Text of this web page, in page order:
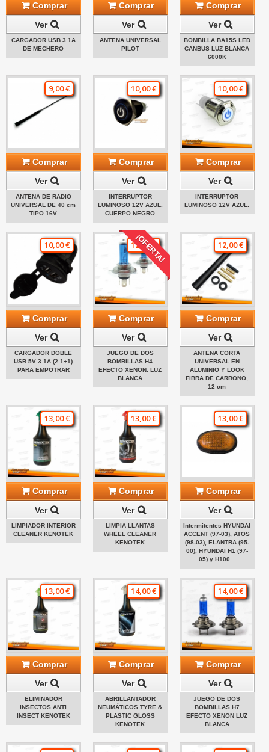
Comprar
Ver
CARGADOR USB 3.1A
DE MECHERO
Comprar
Ver
ANTENA UNIVERSAL
PILOT
Comprar
Ver
BOMBILLA BA15S LED
CANBUS LUZ BLANCA
6000K
9,00 €
Comprar
Ver
ANTENA DE RADIO
UNIVERSAL DE 40 cm
TIPO 16V
10,00 €
Comprar
Ver
INTERRUPTOR
LUMINOSO 12V AZUL.
CUERPO NEGRO
10,00 €
Comprar
Ver
INTERRUPTOR
LUMINOSO 12V AZUL.
10,00 €
Comprar
Ver
CARGADOR DOBLE
USB 5V 3.1A (2.1+1)
PARA EMPOTRAR
¡OFERTA!
12,00 €
Comprar
Ver
JUEGO DE DOS
BOMBILLAS H4
EFECTO XENON. LUZ
BLANCA
12,00 €
Comprar
Ver
ANTENA CORTA
UNIVERSAL EN
ALUMINIO Y LOOK
FIBRA DE CARBONO,
12 cm
13,00 €
Comprar
Ver
LIMPIADOR INTERIOR
CLEANER KENOTEK
13,00 €
Comprar
Ver
LIMPIA LLANTAS
WHEEL CLEANER
KENOTEK
13,00 €
Comprar
Ver
Intermitentes HYUNDAI
ACCENT (97-03), ATOS
(98-03), ELANTRA (95-
00), HYUNDAI H1 (97-
05) y H100...
13,00 €
Comprar
Ver
ELIMINADOR
INSECTOS ANTI
INSECT KENOTEK
14,00 €
Comprar
Ver
ABRILLANTADOR
NEUMÁTICOS TYRE &
PLASTIC GLOSS
KENOTEK
14,00 €
Comprar
Ver
JUEGO DE DOS
BOMBILLAS H7
EFECTO XENON LUZ
BLANCA